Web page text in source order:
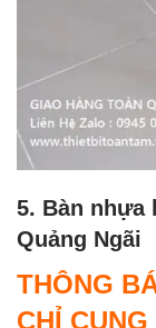
5. Bàn nhựa
Quảng Ngãi
THÔNG
CHỈ